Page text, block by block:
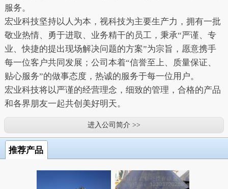
服务。
宏业科技坚持以人为本，视科技为主要生产力，拥有一批
敬业热情、勇于进取、业务精干的员工，秉承“严谨、专
业、快捷的提出现场解决问题的方案”为宗旨，愿意携手
每一位客户共同发展；公司本着“信誉至上、质量保证、
贴心服务”的做事态度，热诚的服务于每一位用户。
宏业科技将以严谨的经营理念，细致的管理，合格的产品
和各界朋友一起共创美好明天。
进入公司简介 >>
推荐产品